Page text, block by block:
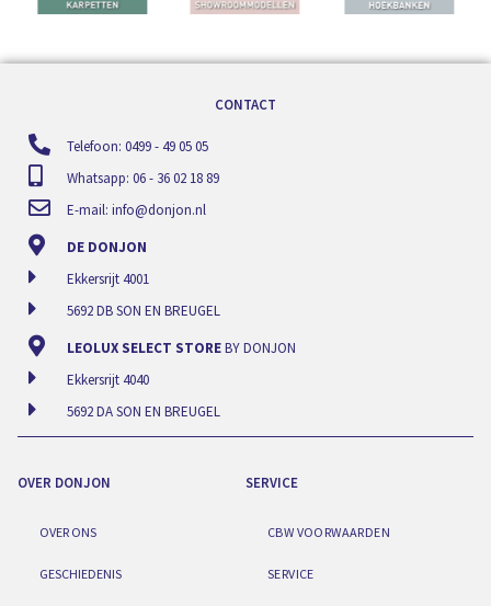
CONTACT
Telefoon: 0499 - 49 05 05
Whatsapp: 06 - 36 02 18 89
E-mail: info@donjon.nl
DE DONJON
Ekkersrijt 4001
5692 DB SON EN BREUGEL
LEOLUX SELECT STOREBY DONJON
Ekkersrijt 4040
5692 DA SON EN BREUGEL
OVER DONJON
OVER ONS
GESCHIEDENIS
SERVICE
CBW VOORWAARDEN
SERVICE